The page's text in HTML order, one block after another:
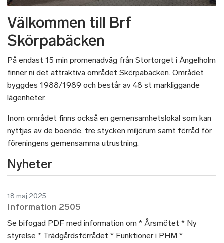
Välkommen till Brf
Skörpabäcken
På endast 15 min promenadväg från Stortorget i Ängelholm
finner ni det attraktiva området Skörpabäcken. Området
byggdes 1988/1989 och består av 48 st markliggande
lägenheter.
Inom området finns också en gemensamhetslokal som kan
nyttjas av de boende, tre stycken miljörum samt förråd för
föreningens gemensamma utrustning.
Nyheter
18 maj 2025
Information 2505
Se bifogad PDF med information om * Årsmötet * Ny
styrelse * Trädgårdsförrådet * Funktioner i PHM *